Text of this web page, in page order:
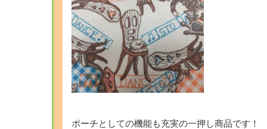
ポーチとしての機能も充実の一押し商品です！